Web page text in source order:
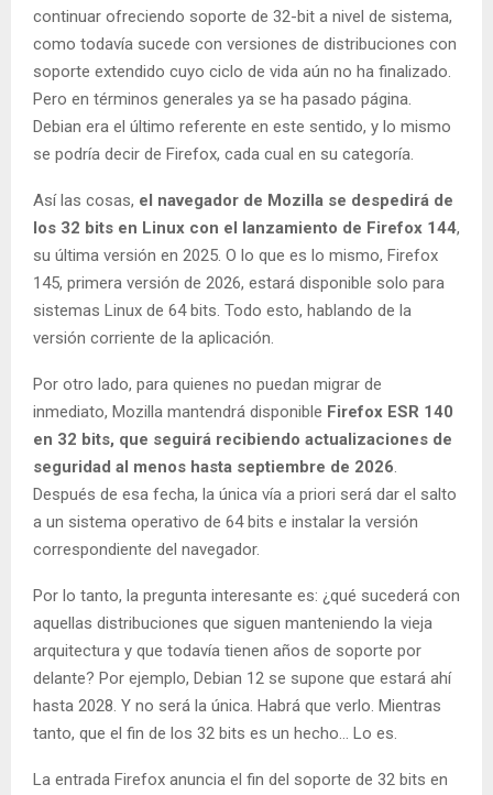
continuar ofreciendo soporte de 32-bit a nivel de sistema,
como todavía sucede con versiones de distribuciones con
soporte extendido cuyo ciclo de vida aún no ha finalizado.
Pero en términos generales ya se ha pasado página.
Debian era el último referente en este sentido, y lo mismo
se podría decir de Firefox, cada cual en su categoría.
Así las cosas, el navegador de Mozilla se despedirá de
los 32 bits en Linux con el lanzamiento de Firefox 144,
su última versión en 2025. O lo que es lo mismo, Firefox
145, primera versión de 2026, estará disponible solo para
sistemas Linux de 64 bits. Todo esto, hablando de la
versión corriente de la aplicación.
Por otro lado, para quienes no puedan migrar de
inmediato, Mozilla mantendrá disponible Firefox ESR 140
en 32 bits, que seguirá recibiendo actualizaciones de
seguridad al menos hasta septiembre de 2026
Después de esa fecha, la única vía a priori será dar el salto
a un sistema operativo de 64 bits e instalar la versión
correspondiente del navegador.
Por lo tanto, la pregunta interesante es: ¿qué sucederá con
aquellas distribuciones que siguen manteniendo la vieja
arquitectura y que todavía tienen años de soporte por
delante? Por ejemplo, Debian 12 se supone que estará ahí
hasta 2028. Y no será la única. Habrá que verlo. Mientras
tanto, que el fin de los 32 bits es un hecho… Lo es.
La entrada Firefox anuncia el fin del soporte de 32 bits en